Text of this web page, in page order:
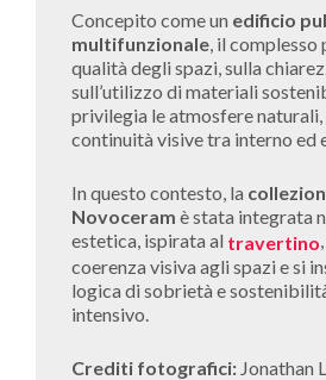
Concepito come un edificio
multifunzionale, il complesso
qualità degli spazi, sulla
sull’utilizzo di materiali
privilegia le atmosfere naturali,
continuità visive tra interno ed
In questo contesto, la
Novoceram è stata integrata
estetica, ispirata al travertino
coerenza visiva agli spazi e si
logica di sobrietà e
intensivo.
Crediti fotografici: Jonathan